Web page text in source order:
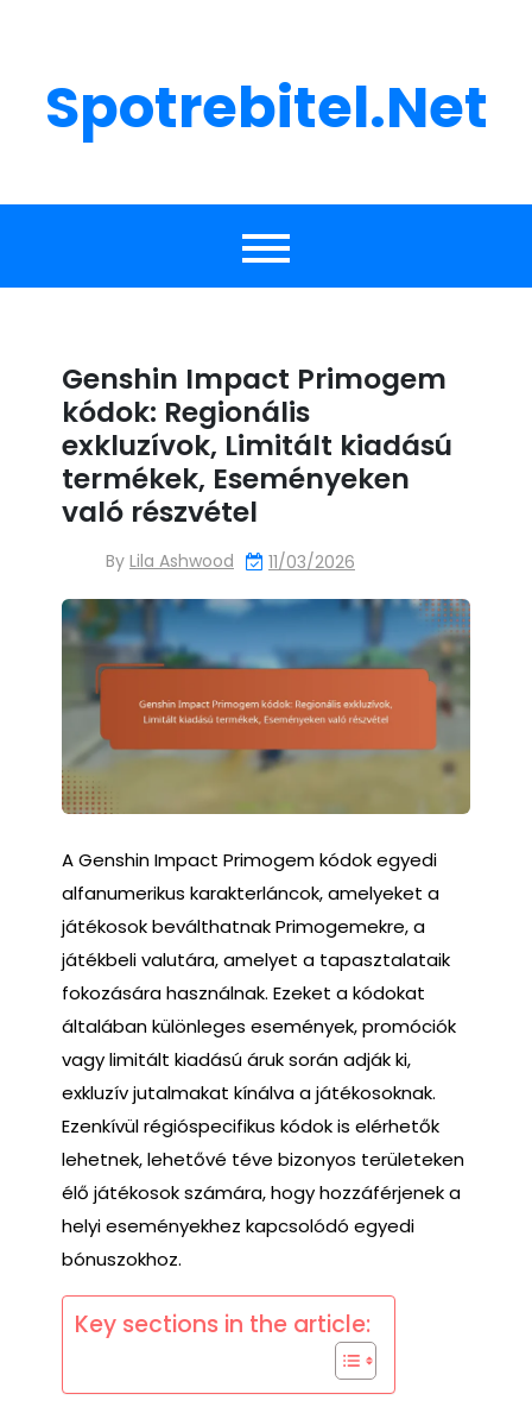
Spotrebitel.net
Genshin Impact Primogem
kódok: Regionális
exkluzívok, Limitált kiadású
termékek, Eseményeken
való részvétel
By Lila Ashwood 11/03/2026
A Genshin Impact Primogem kódok egyedi
alfanumerikus karakterláncok, amelyeket a
játékosok beválthatnak Primogemekre, a
játékbeli valutára, amelyet a tapasztalataik
fokozására használnak. Ezeket a kódokat
általában különleges események, promóciók
vagy limitált kiadású áruk során adják ki,
exkluzív jutalmakat kínálva a játékosoknak.
Ezenkívül régióspecifikus kódok is elérhetők
lehetnek, lehetővé téve bizonyos területeken
élő játékosok számára, hogy hozzáférjenek a
helyi eseményekhez kapcsolódó egyedi
bónuszokhoz.
Key sections in the article: